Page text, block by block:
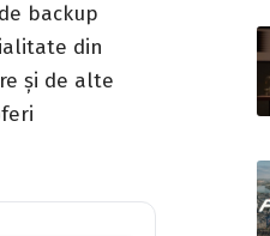
backup
din
și de alte